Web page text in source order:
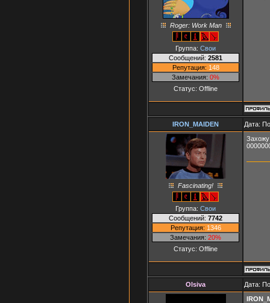
Roger: Work Man
Группа: Свои
Сообщений: 2581
Репутация: 148
Замечания: 0%
Статус: Offline
IRON_MAIDEN Дата:
Fascinating!
Группа: Свои
Сообщений: 7742
Репутация: 1346
Замечания: 20%
Статус: Offline
Захожу
Olsiva Дата: